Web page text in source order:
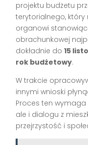
projektu budżetu
terytorialnego,
organowi
obrachunkowej
dokładnie do15
rok budżetowy.
W trakcie
innymi wnioski
Proces ten
ale i dialogu z
przejrzystość i